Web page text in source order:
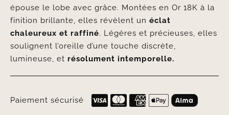
épouse le lobe avec grâce. Montées en Or 18K à la
finition brillante, elles révèlent un éclat
chaleureux et raffiné. Légères et précieuses, elles
soulignent l’oreille d’une touche discrète,
lumineuse, et résolument intemporelle.
Paiement sécurisé